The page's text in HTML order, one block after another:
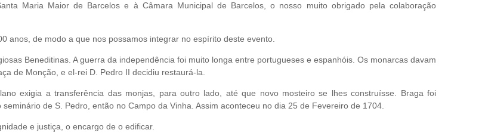
Maria Maior de Barcelos e à Câmara Municipal de Barcelos, o nosso muito obrigado pela colaboração
anos, de modo a que nos possamos integrar no espírito deste evento.
Beneditinas. A guerra da independência foi muito longa entre portugueses e espanhóis. Os monarcas davam
de Monção, e el-rei D. Pedro II decidiu restaurá-la.
exigia a transferência das monjas, para outro lado, até que novo mosteiro se lhes construísse. Braga foi
de S. Pedro, então no Campo da Vinha. Assim aconteceu no dia 25 de Fevereiro de 1704.
e justiça, o encargo de o edificar.